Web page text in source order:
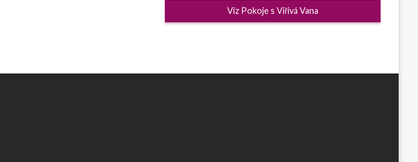
Viz Pokoje s Vířivá Vana